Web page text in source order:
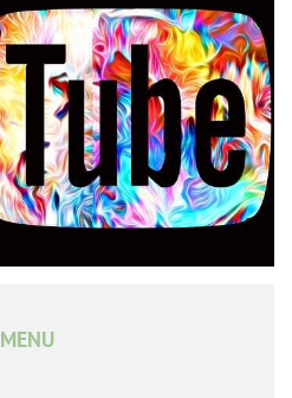
MENU